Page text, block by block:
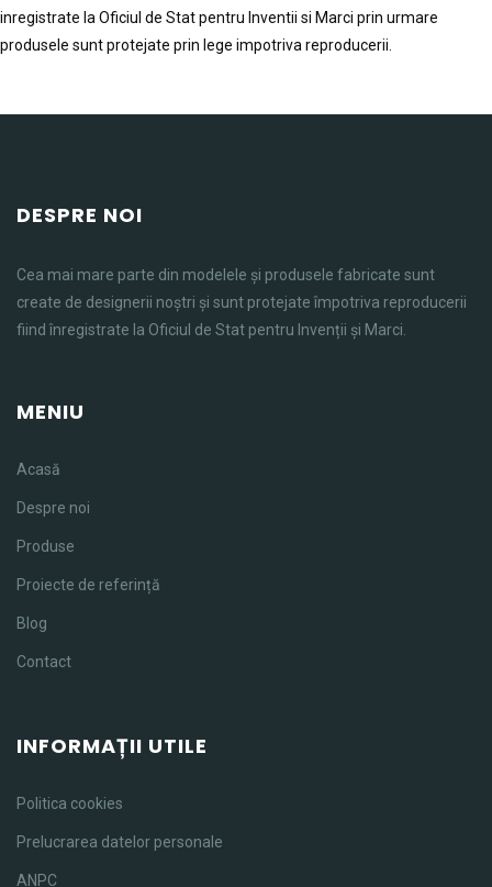
inregistrate la Oficiul de Stat pentru Inventii si Marci prin urmare
produsele sunt protejate prin lege impotriva reproducerii.
DESPRE NOI
Cea mai mare parte din modelele și produsele fabricate sunt
create de designerii noștri și sunt protejate împotriva reproducerii
fiind înregistrate la Oficiul de Stat pentru Invenții și Marci.
MENIU
Acasă
Despre noi
Produse
Proiecte de referință
Blog
Contact
INFORMAȚII UTILE
Politica cookies
Prelucrarea datelor personale
ANPC